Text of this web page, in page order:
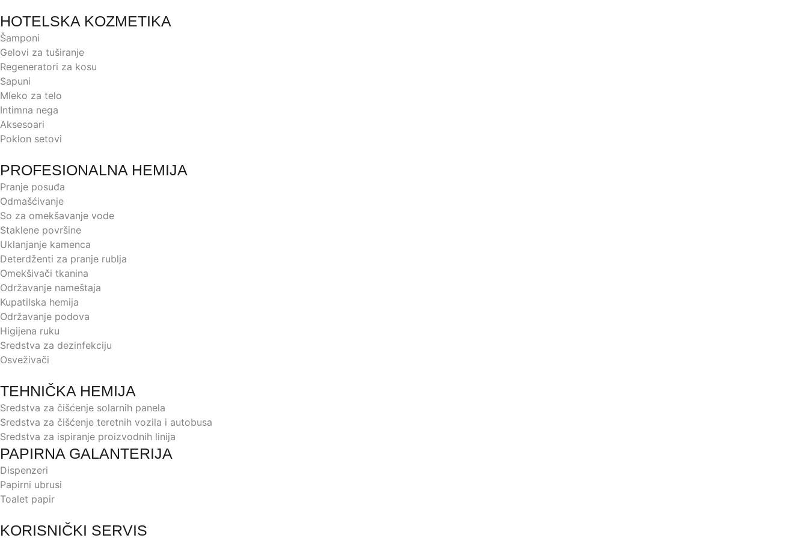
HOTELSKA KOZMETIKA
Šamponi
Gelovi za tuširanje
Regeneratori za kosu
Sapuni
Mleko za telo
Intimna nega
Aksesoari
Poklon setovi
PROFESIONALNA HEMIJA
Pranje posuđa
Odmašćivanje
So za omekšavanje vode
Staklene površine
Uklanjanje kamenca
Deterdženti za pranje rublja
Omekšivači tkanina
Održavanje nameštaja
Kupatilska hemija
Održavanje podova
Higijena ruku
Sredstva za dezinfekciju
Osveživači
TEHNIČKA HEMIJA
Sredstva za čišćenje solarnih panela
Sredstva za čišćenje teretnih vozila i autobusa
Sredstva za ispiranje proizvodnih linija
PAPIRNA GALANTERIJA
Dispenzeri
Papirni ubrusi
Toalet papir
KORISNIČKI SERVIS